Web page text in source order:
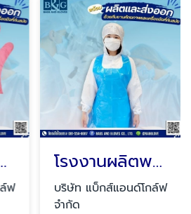
ลาสติก
ฟ
โรงงานผลิตพลาสติกกันเปื้อน
บริษัท แบ็กส์แอนด์โกล์ฟ
จำกัด